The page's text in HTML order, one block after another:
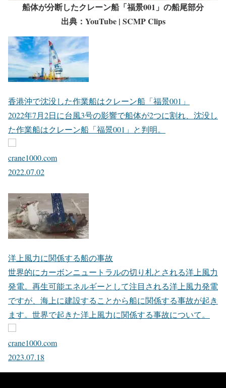
船体が分断したクレーン船「福景001」の船尾部分
出典：YouTube | SCMP Clips
香港沖で沈没した作業船はクレーン船「福景001」
2022年7月2日に台風3号の影響で船体が2つに割れ、沈没し
た作業船はクレーン船「福景001」と判明。
crane1000.com
2022.07.02
洋上風力に関係する船の事故
世界的にカーボンニュートラルの切り札とされる洋上風力
発電。再生可能エネルギーとして注目される洋上風力発電
ですが、海上に建設することから船に関係する事故が起き
ます。世界で起きた洋上風力に関係する事故について。
crane1000.com
2023.07.18